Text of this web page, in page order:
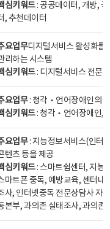
심키워드: 공공데이터, 개방,
, 추천데이터
요업무디지털서비스 활성화를
리하는 시스템
심키워드: 디지털서비스 전문
요업무: 청각‧언어장애인의
심키워드: 청각‧언어장애인,
요업무: 지능정보서비스(인터
텐츠 등을 제공
심키워드: 스마트쉼센터, 지능
마트폰 중독, 예방교육, 센터내
사, 인터넷중독 전문상담사 자
본부, 과의존 실태조사, 과의존